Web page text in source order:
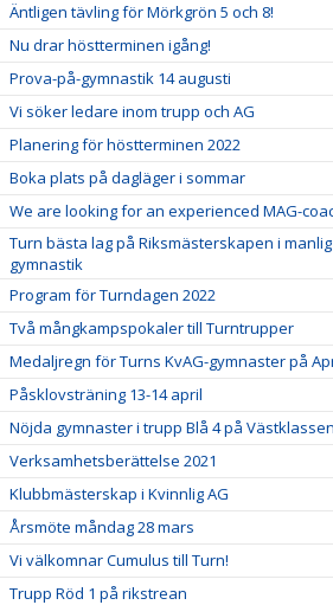
Äntligen tävling för Mörkgrön 5 och 8!
Nu drar höstterminen igång!
Prova-på-gymnastik 14 augusti
Vi söker ledare inom trupp och AG
Planering för höstterminen 2022
Boka plats på dagläger i sommar
We are looking for an experienced MAG-
Turn bästa lag på Riksmästerskapen i
gymnastik
Program för Turndagen 2022
Två mångkampspokaler till Turntrupper
Medaljregn för Turns KvAG-gymnaster på
Påsklovsträning 13-14 april
Nöjda gymnaster i trupp Blå 4 på Västklassen
Verksamhetsberättelse 2021
Klubbmästerskap i Kvinnlig AG
Årsmöte måndag 28 mars
Vi välkomnar Cumulus till Turn!
Trupp Röd 1 på rikstrean